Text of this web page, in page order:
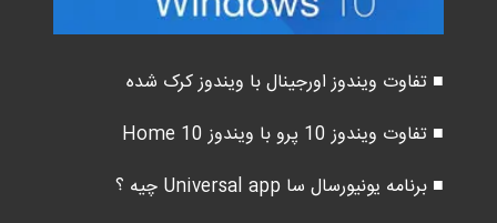
■ تفاوت ویندوز اورجینال با ویندوز کرک شده
■ تفاوت ویندوز 10 پرو با ویندوز 10 Home
■ برنامه یونیورسال سا Universal app چیه ؟